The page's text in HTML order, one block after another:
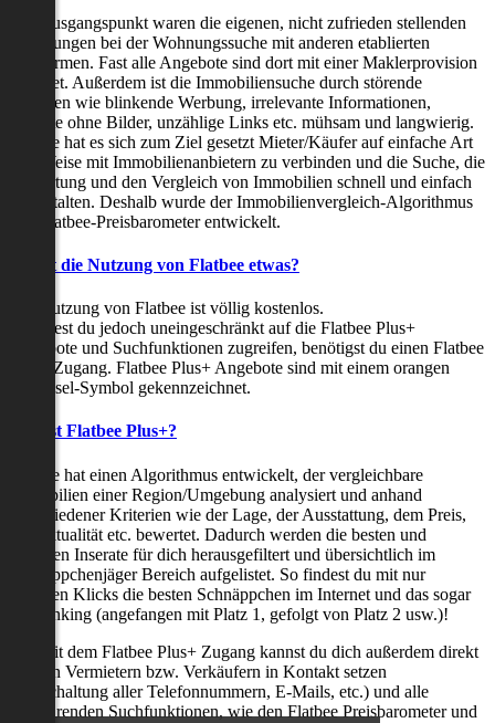
Der Ausgangspunkt waren die eigenen, nicht zufrieden stellenden
Erfahrungen bei der Wohnungssuche mit anderen etablierten
Plattformen. Fast alle Angebote sind dort mit einer Maklerprovision
behaftet. Außerdem ist die Immobiliensuche durch störende
Faktoren wie blinkende Werbung, irrelevante Informationen,
Inserate ohne Bilder, unzählige Links etc. mühsam und langwierig.
Flatbee hat es sich zum Ziel gesetzt Mieter/Käufer auf einfache Art
und Weise mit Immobilienanbietern zu verbinden und die Suche, die
Bewertung und den Vergleich von Immobilien schnell und einfach
zu gestalten. Deshalb wurde der Immobilienvergleich-Algorithmus
und Flatbee-Preisbarometer entwickelt.
Kostet die Nutzung von Flatbee etwas?
Die Nutzung von Flatbee ist völlig kostenlos.
Möchtest du jedoch uneingeschränkt auf die Flatbee Plus+
Angebote und Suchfunktionen zugreifen, benötigst du einen Flatbee
Plus+ Zugang. Flatbee Plus+ Angebote sind mit einem orangen
Schlüssel-Symbol gekennzeichnet.
Was ist Flatbee Plus+?
Flatbee hat einen Algorithmus entwickelt, der vergleichbare
Immobilien einer Region/Umgebung analysiert und anhand
verschiedener Kriterien wie der Lage, der Ausstattung, dem Preis,
der Aktualität etc. bewertet. Dadurch werden die besten und
neuesten Inserate für dich herausgefiltert und übersichtlich im
Schnäppchenjäger Bereich aufgelistet. So findest du mit nur
wenigen Klicks die besten Schnäppchen im Internet und das sogar
als Ranking (angefangen mit Platz 1, gefolgt von Platz 2 usw.)!
Nur mit dem Flatbee Plus+ Zugang kannst du dich außerdem direkt
mit den Vermietern bzw. Verkäufern in Kontakt setzen
(Freischaltung aller Telefonnummern, E-Mails, etc.) und alle
zeitsparenden Suchfunktionen, wie den Flatbee Preisbarometer und